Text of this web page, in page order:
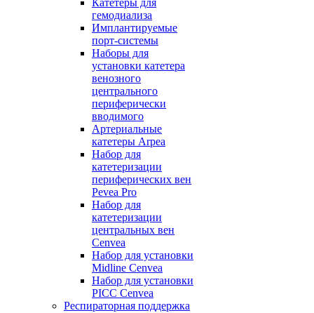
Катетеры для
гемодиализа
Имплантируемые
порт‑системы
Наборы для
установки катетера
венозного
центрального
периферически
вводимого
Артериальные
катетеры Arpea
Набор для
катетеризации
периферических вен
Pevea Pro
Набор для
катетеризации
центральных вен
Cenvea
Набор для установки
Midline Cenvea
Набор для установки
PICC Cenvea
Респираторная поддержка